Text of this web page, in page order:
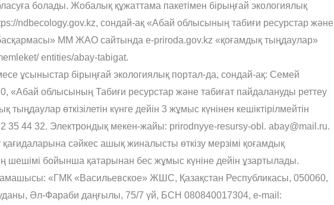
болады. Жобалық құжаттама пакетімен бірыңғай экологиялық
ndbecology.gov.kz, сондай-ақ «Абай облысының табиғи ресурстар және
ММ ЖАО сайтында e-priroda.gov.kz «қоғамдық тыңдаулар»
entities/abay-tabigat.
ұсыныстар бірыңғай экологиялық портал-да, сондай-ақ: Семей
«Абай облысының Табиғи ресурстар және табиғат пайдалануды реттеу
өткізілетін күнге дейін 3 жұмыс күнінен кешіктірілмейтін
35 44 32. Электрондық мекен-жайы: prirodnyye-resursy-obl. abay@mail.ru.
сәйкес ашық жиналысты өткізу мерзімі қоғамдық
шешімі бойынша қатарынан бес жұмыс күніне дейін ұзартылады.
«ГМК «Васильевское» ЖШС, Қазақстан Республикасы, 050060,
Әл-Фараби даңғылы, 75/7 үй, БСН 080840017304, е-mail: